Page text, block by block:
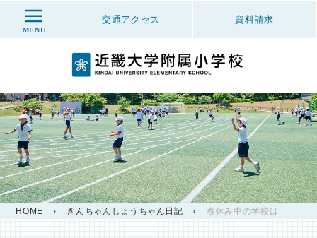
MENU
交通アクセス 資料請求
HOME › きんちゃんしょうちゃん日記 › 春休み中の学校は